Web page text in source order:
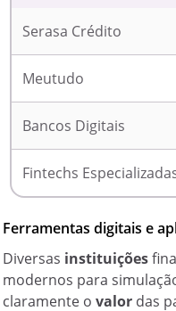
Serasa Crédito
Meutudo
Bancos Digitais
Fintechs
Ferramentas digitais e
Diversas instituições
modernos para
claramente ovalor das